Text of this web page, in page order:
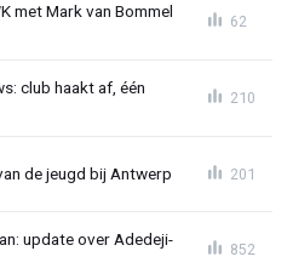
met Mark van Bommel
62
club haakt af, één
210
de jeugd bij Antwerp 201
update over Adedeji-
852